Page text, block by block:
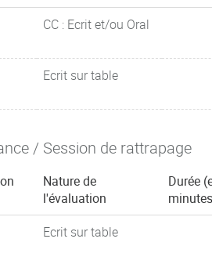
CC : Ecrit et/ou Oral
Ecrit sur table
/ Session de rattrapage
Nature de
l'évaluation
Durée
Ecrit sur table